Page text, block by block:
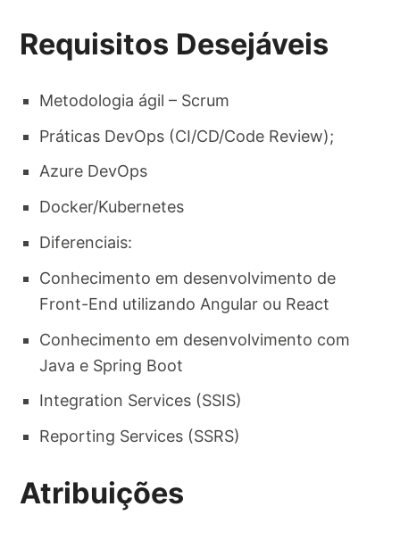
Requisitos Desejáveis
Metodologia ágil – Scrum
Práticas DevOps (CI/CD/Code Review);
Azure DevOps
Docker/Kubernetes
Diferenciais:
Conhecimento em desenvolvimento de
Front-End utilizando Angular ou React
Conhecimento em desenvolvimento com
Java e Spring Boot
Integration Services (SSIS)
Reporting Services (SSRS)
Atribuições